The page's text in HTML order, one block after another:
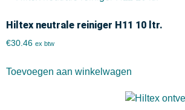
Hiltex neutrale reiniger H11 10 ltr.
€30.46 ex btw
Toevoegen aan winkelwagen